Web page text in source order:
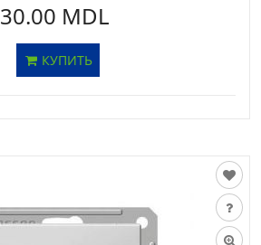
30.00 MDL
КУПИТЬ